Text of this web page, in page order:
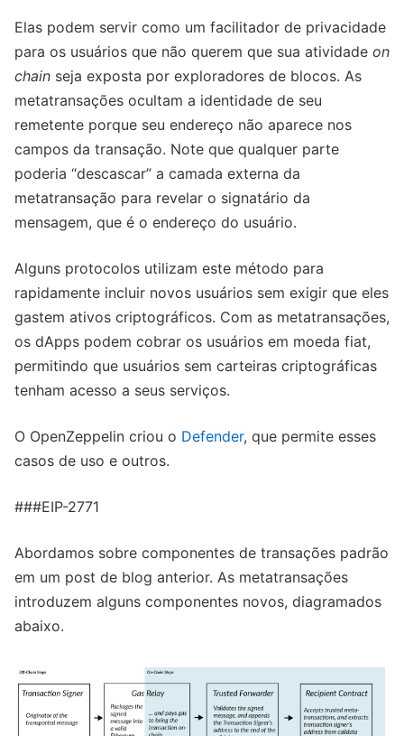
Elas podem servir como um facilitador de privacidade
para os usuários que não querem que sua atividade on
chain seja exposta por exploradores de blocos. As
metatransações ocultam a identidade de seu
remetente porque seu endereço não aparece nos
campos da transação. Note que qualquer parte
poderia “descascar” a camada externa da
metatransação para revelar o signatário da
mensagem, que é o endereço do usuário.
Alguns protocolos utilizam este método para
rapidamente incluir novos usuários sem exigir que eles
gastem ativos criptográficos. Com as metatransações,
os dApps podem cobrar os usuários em moeda fiat,
permitindo que usuários sem carteiras criptográficas
tenham acesso a seus serviços.
O OpenZeppelin criou o Defender, que permite esses
casos de uso e outros.
###EIP-2771
Abordamos sobre componentes de transações padrão
em um post de blog anterior. As metatransações
introduzem alguns componentes novos, diagramados
abaixo.